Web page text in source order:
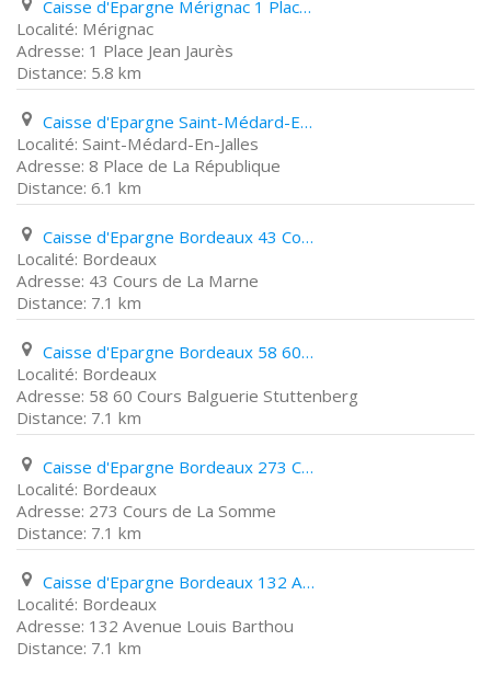
Caisse d'Epargne Mérignac 1 Place Jean Jaurès
Mérignac
1 Place Jean Jaurès
5.8 km
Caisse d'Epargne Saint-Médard-En-Jalles 8 Place de La République
Saint-Médard-En-Jalles
8 Place de La République
6.1 km
Caisse d'Epargne Bordeaux 43 Cours de La Marne
Bordeaux
43 Cours de La Marne
7.1 km
Caisse d'Epargne Bordeaux 58 60 Cours Balguerie Stuttenberg
Bordeaux
58 60 Cours Balguerie Stuttenberg
7.1 km
Caisse d'Epargne Bordeaux 273 Cours de La Somme
Bordeaux
273 Cours de La Somme
7.1 km
Caisse d'Epargne Bordeaux 132 Avenue Louis Barthou
Bordeaux
132 Avenue Louis Barthou
7.1 km